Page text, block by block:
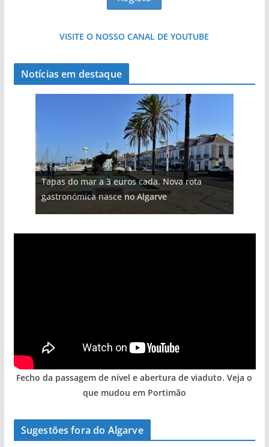
VISITE O NOSSO CANAL DE YOUTUBE
Notícias em destaque
Tapas do mar a 3 euros cada. Nova rota
gastronómica nasce no Algarve
Tempestades roubam areia de praias e põem
arribas em risco no Algarve (com vídeo)
Foto do dia: uma cidade algarvia que cresceu
entre redes e fábricas
Milagre da água. Fontes emblemáticas do
Algarve voltam a ter vida (com vídeo)
Projeto milionário: investimento de 108
milhões de euros na construção de dois
hotéis (com vídeo)
Fecho da passagem de nível e abertura de viaduto. Veja o
que mudou em Portimão
Sugestões fora do Algarve